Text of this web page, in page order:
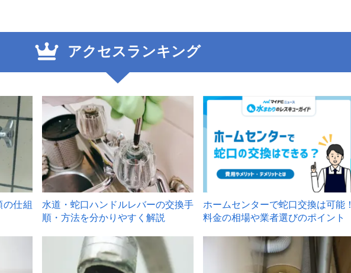
アクセスランキング
仕組
2
水道・蛇口ハンドルレバーの交換手
順・方法を分かりやすく解説
ホームセンターで蛇口交換は可能！
料金の相場や業者選びのポイント